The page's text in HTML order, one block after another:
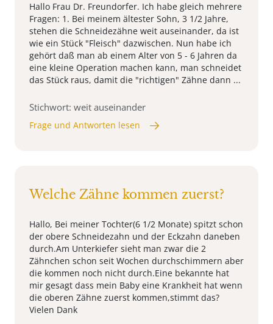
Hallo Frau Dr. Freundorfer. Ich habe gleich mehrere
Fragen: 1. Bei meinem ältester Sohn, 3 1/2 Jahre,
stehen die Schneidezähne weit auseinander, da ist
wie ein Stück "Fleisch" dazwischen. Nun habe ich
gehört daß man ab einem Alter von 5 - 6 Jahren da
eine kleine Operation machen kann, man schneidet
das Stück raus, damit die "richtigen" Zähne dann ...
Stichwort: weit auseinander
Frage und Antworten lesen
Welche Zähne kommen zuerst?
Hallo, Bei meiner Tochter(6 1/2 Monate) spitzt schon
der obere Schneidezahn und der Eckzahn daneben
durch.Am Unterkiefer sieht man zwar die 2
Zähnchen schon seit Wochen durchschimmern aber
die kommen noch nicht durch.Eine bekannte hat
mir gesagt dass mein Baby eine Krankheit hat wenn
die oberen Zähne zuerst kommen,stimmt das?
Vielen Dank